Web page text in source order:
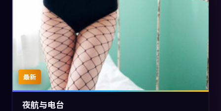
最新
夜航与电台